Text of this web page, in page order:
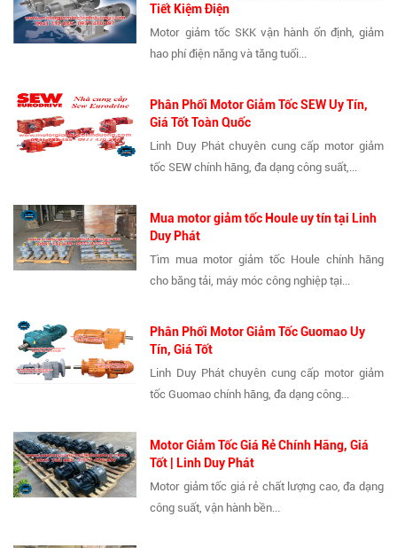
Tiết Kiệm Điện
Motor giảm tốc SKK vận hành ổn định, giảm
hao phí điện năng và tăng tuổi...
Phân Phối Motor Giảm Tốc SEW Uy Tín,
Giá Tốt Toàn Quốc
Linh Duy Phát chuyên cung cấp motor giảm
tốc SEW chính hãng, đa dạng công suất,...
Mua motor giảm tốc Houle uy tín tại Linh
Duy Phát
Tìm mua motor giảm tốc Houle chính hãng
cho băng tải, máy móc công nghiệp tại...
Phân Phối Motor Giảm Tốc Guomao Uy
Tín, Giá Tốt
Linh Duy Phát chuyên cung cấp motor giảm
tốc Guomao chính hãng, đa dạng công...
Motor Giảm Tốc Giá Rẻ Chính Hãng, Giá
Tốt | Linh Duy Phát
Motor giảm tốc giá rẻ chất lượng cao, đa dạng
công suất, vận hành bền...